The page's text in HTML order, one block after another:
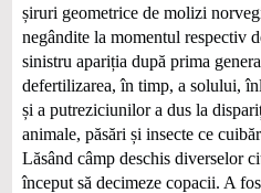
șiruri geometrice de molizi
negândite la momentul respectiv
sinistru apariția după prima
defertilizarea, în timp, a solului,
și a putreziciunilor a dus la
animale, păsări și insecte ce
Lăsând câmp deschis diverselor
început să decimeze copacii. A